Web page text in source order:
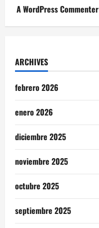
A WordPress Commenter
ARCHIVES
febrero 2026
enero 2026
diciembre 2025
noviembre 2025
octubre 2025
septiembre 2025